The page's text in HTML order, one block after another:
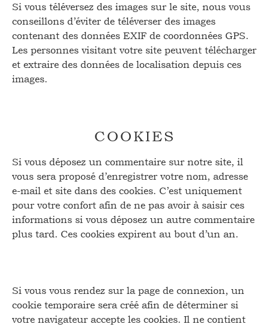
Si vous téléversez des images sur le site, nous vous
conseillons d’éviter de téléverser des images
contenant des données EXIF de coordonnées GPS.
Les personnes visitant votre site peuvent télécharger
et extraire des données de localisation depuis ces
images.
COOKIES
Si vous déposez un commentaire sur notre site, il
vous sera proposé d’enregistrer votre nom, adresse
e-mail et site dans des cookies. C’est uniquement
pour votre confort afin de ne pas avoir à saisir ces
informations si vous déposez un autre commentaire
plus tard. Ces cookies expirent au bout d’un an.
Si vous vous rendez sur la page de connexion, un
cookie temporaire sera créé afin de déterminer si
votre navigateur accepte les cookies. Il ne contient